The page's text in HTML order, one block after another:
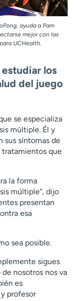
ayuda a Pam
mejor con las
UCHealth.
los
del juego
se especializa
múltiple. Él y
sus síntomas de
tratamientos que
la forma
múltiple”, dijo
presentan
esa
sea posible.
sigues
nosotros nos va
es
profesor